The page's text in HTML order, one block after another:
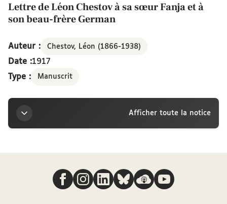
Lettre de Léon Chestov à sa sœur Fanja et à
son beau-frère German
Auteur : Chestov, Léon (1866-1938)
Date :1917
Type :
Manuscrit
Afficher toute la notice
Titre
Lettre de Léon Chestov à sa sœur Fanja et à son
beau-frère German
Nous suivre